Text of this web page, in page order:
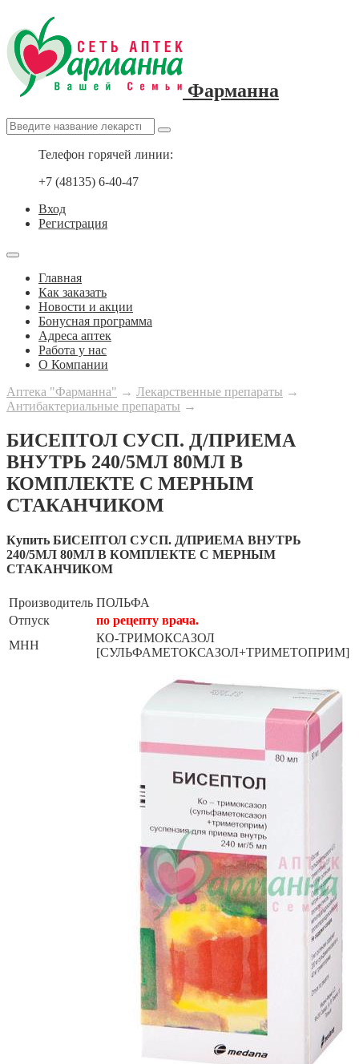
Фарманна
Телефон горячей линии:
+7 (48135) 6-40-47
Вход
Регистрация
Главная
Как заказать
Новости и акции
Бонусная программа
Адреса аптек
Работа у нас
О Компании
Аптека "Фарманна" → Лекарственные препараты →
Антибактериальные препараты →
БИСЕПТОЛ СУСП. Д/ПРИЕМА
ВНУТРЬ 240/5МЛ 80МЛ В
КОМПЛЕКТЕ С МЕРНЫМ
СТАКАНЧИКОМ
Купить БИСЕПТОЛ СУСП. Д/ПРИЕМА ВНУТРЬ
240/5МЛ 80МЛ В КОМПЛЕКТЕ С МЕРНЫМ
СТАКАНЧИКОМ
Производитель ПОЛЬФА
Отпуск
по рецепту врача.
МНН
КО-ТРИМОКСАЗОЛ
[СУЛЬФАМЕТОКСАЗОЛ+ТРИМЕТОПРИМ]